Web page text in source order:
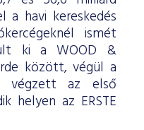
havi kereskedés
ismét
ki a WOOD &
között, végül a
végzett az első
helyen az ERSTE